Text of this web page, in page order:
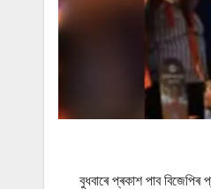
বুধবাৰে প্ৰকাশ পাব বিজেপিৰ